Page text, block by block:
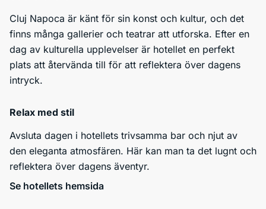
Cluj Napoca är känt för sin konst och kultur, och det
finns många gallerier och teatrar att utforska. Efter en
dag av kulturella upplevelser är hotellet en perfekt
plats att återvända till för att reflektera över dagens
intryck.
Relax med stil
Avsluta dagen i hotellets trivsamma bar och njut av
den eleganta atmosfären. Här kan man ta det lugnt och
reflektera över dagens äventyr.
Se hotellets hemsida